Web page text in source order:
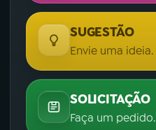
SUGESTÃO
Envie uma ideia.
SOLICITAÇÃO
Faça um pedido.